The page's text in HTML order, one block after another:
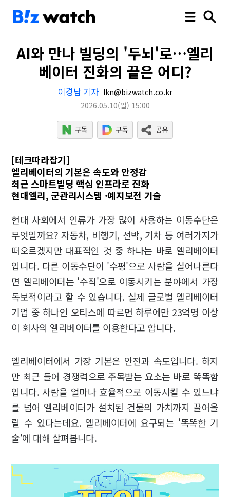
AI와 만나 빌딩의 '두뇌'로…엘리
베이터 진화의 끝은 어디?
이경남 기자 lkn@bizwatch.co.kr
2026.05.10(일) 15:00
[테크따라잡기]
엘리베이터의 기본은 속도와 안정감
최근 스마트빌딩 핵심 인프라로 진화
현대엘리, 군관리시스템 ·예지보전 기술
현대 사회에서 인류가 가장 많이 사용하는 이동수단은
무엇일까요? 자동차, 비행기, 선박, 기차 등 여러가지가
떠오르겠지만 대표적인 것 중 하나는 바로 엘리베이터
입니다. 다른 이동수단이 '수평'으로 사람을 실어나른다
면 엘리베이터는 '수직'으로 이동시키는 분야에서 가장
독보적이라고 할 수 있습니다. 실제 글로벌 엘리베이터
기업 중 하나인 오티스에 따르면 하루에만 23억명 이상
이 회사의 엘리베이터를 이용한다고 합니다.
엘리베이터에서 가장 기본은 안전과 속도입니다. 하지
만 최근 들어 경쟁력으로 주목받는 요소는 바로 똑똑함
입니다. 사람을 얼마나 효율적으로 이동시킬 수 있느냐
를 넘어 엘리베이터가 설치된 건물의 가치까지 끌어올
릴 수 있다는데요. 엘리베이터에 요구되는 '똑똑한 기
술'에 대해 살펴봅니다.